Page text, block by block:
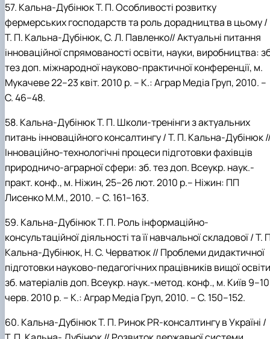
57. Кальна-ДубінюкТ. П. Особливості розвитку
фермерських господарств та роль дорадництва в цьому /
Т. П. Кальна-Дубінюк,С.Л. Павленко// Актуальні питання
інноваційної спрямованості освіти, науки, виробництва:
тез доп. міжнародної науково-практичної конференції, м.
Мукачеве 22–23 квіт. 2010 р. – К.: Аграр Медіа Груп, 2010. –
С. 46–48.
58. Кальна-ДубінюкТ. П. Школи-тренінги з актуальних
питань інноваційного консалтингу / Т. П. Кальна-Дубінюк
Інноваційно-технологічні процеси підготовки фахівців
природничо-аграрної сфери: зб. тез доп. Всеукр. наук.-
практ. конф., м. Ніжин, 25–26 лют. 2010 р.– Ніжин: ПП
Лисенко М.М., 2010. – С. 161–163.
59. Кальна-ДубінюкТ. П. Роль інформаційно-
консультаційної діяльності та їїнавчальної складової/ Т.
Кальна-Дубінюк, Н.С. Черватюк // Проблеми дидактичної
підготовки науково-педагогічних працівників вищої
зб. матеріалів доп. Всеукр. наук.-метод. конф., м. Київ 9–10
черв. 2010 р. – К.: Аграр Медіа Груп, 2010. – С. 150–152.
60. Кальна-ДубінюкТ. П. Ринок PR-консалтингу в Україні /